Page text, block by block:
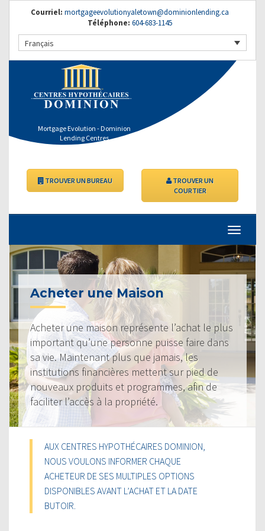
Courriel: mortgageevolutionyaletown@dominionlending.ca
Téléphone: 604-683-1145
Français
Mortgage Evolution - Dominion
Lending Centres
TROUVER UN BUREAU
TROUVER UN
COURTIER
Acheter une Maison
Acheter une maison représente l’achat le plus
important qu’une personne puisse faire dans
sa vie. Maintenant plus que jamais, les
institutions financières mettent sur pied de
nouveaux produits et programmes, afin de
faciliter l’accès à la propriété.
AUX CENTRES HYPOTHÉCAIRES DOMINION,
NOUS VOULONS INFORMER CHAQUE
ACHETEUR DE SES MULTIPLES OPTIONS
DISPONIBLES AVANT L’ACHAT ET LA DATE
BUTOIR.